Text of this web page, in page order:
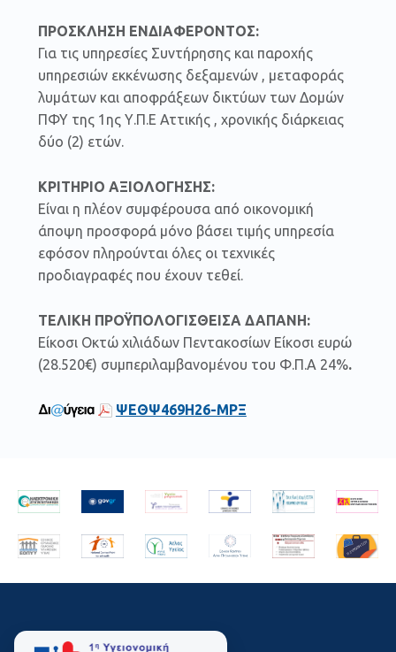
ΠΡΟΣΚΛΗΣΗ ΕΝΔΙΑΦΕΡΟΝΤΟΣ:
Για τις υπηρεσίες Συντήρησης και παροχής
υπηρεσιών εκκένωσης δεξαμενών , μεταφοράς
λυμάτων και αποφράξεων δικτύων των Δομών
ΠΦΥ της 1ης Υ.Π.Ε Αττικής , χρονικής διάρκειας
δύο (2) ετών.
ΚΡΙΤΗΡΙΟ ΑΞΙΟΛΟΓΗΣΗΣ:
Είναι η πλέον συμφέρουσα από οικονομική
άποψη προσφορά μόνο βάσει τιμής υπηρεσία
εφόσον πληρούνται όλες οι τεχνικές
προδιαγραφές που έχουν τεθεί.
ΤΕΛΙΚΗ ΠΡΟΫΠΟΛΟΓΙΣΘΕΙΣΑ ΔΑΠΑΝΗ:
Είκοσι Οκτώ χιλιάδων Πεντακοσίων Είκοσι ευρώ
(28.520€) συμπεριλαμβανομένου του Φ.Π.Α 24%.
ΨΕΘΨ469Η26-ΜΡΞ